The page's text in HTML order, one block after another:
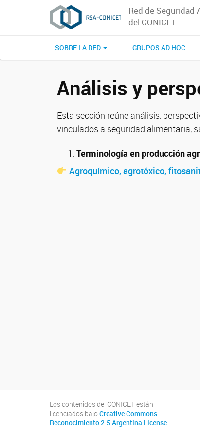
Red de Seguridad
del CONICET
SOBRE LA RED GRUPOS AD HOC
Análisis y
Esta sección reúne análisis,
vinculados a seguridad alimentaria,
Terminología en producción
Agroquímico, agrotóxico,
Los contenidos del CONICET están
licenciados bajo Creative Commons
Reconocimiento 2.5 Argentina License